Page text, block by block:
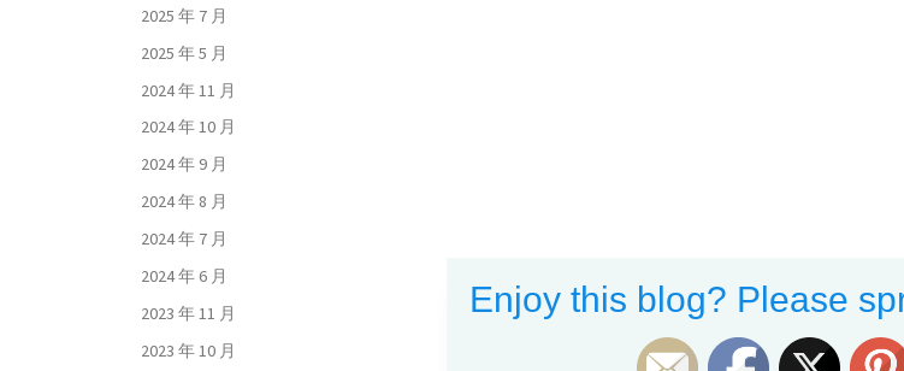
2025 年 7 月
2025 年 5 月
2024 年 11 月
2024 年 10 月
2024 年 9 月
2024 年 8 月
2024 年 7 月
2024 年 6 月
2023 年 11 月
2023 年 10 月
Enjoy this blog? Please